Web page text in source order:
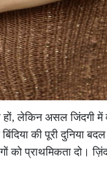
हों, लेकिन असल जिंदगी
की पूरी दुनिया
को प्राथमिकता दो।